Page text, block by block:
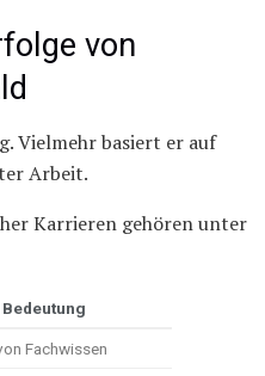
von
Vielmehr basiert er auf
Arbeit.
Karrieren gehören unter
Bedeutung
Fachwissen